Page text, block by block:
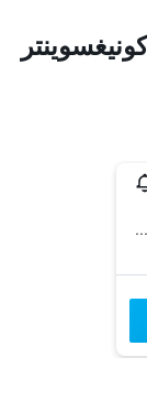
Petersberg, 1, كونيغسوينتر, ولاية شمال الراين وستفاليا, ألمانيا